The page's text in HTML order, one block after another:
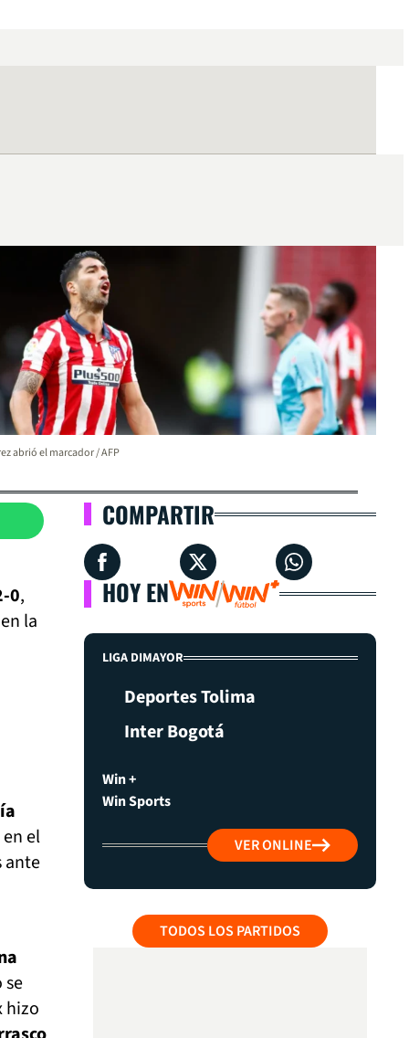
abrió el marcador / AFP
0,
la
el
ante
se
hizo
COMPARTIR
HOY EN
LIGA DIMAYOR
Deportes Tolima
Inter Bogotá
Win +
Win Sports
VER ONLINE
TODOS LOS PARTIDOS